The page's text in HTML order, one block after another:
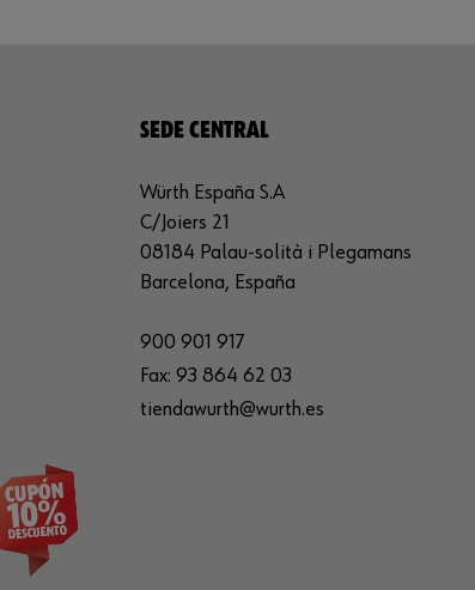
SEDE CENTRAL
Würth España S.A
C/Joiers 21
08184 Palau-solità i Plegamans
Barcelona, España
900 901 917
Fax: 93 864 62 03
tiendawurth@wurth.es